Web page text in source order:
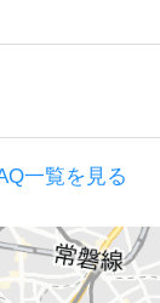
一覧を見る